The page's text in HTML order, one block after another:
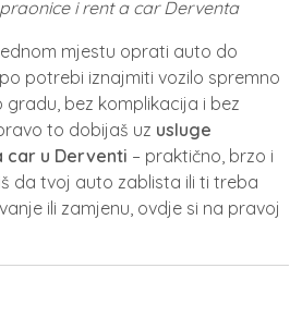
i rent a car Derventa
mjestu oprati auto do
potrebi iznajmiti vozilo spremno
bez komplikacija i bez
to dobijaš uz usluge
car u Derventi – praktično, brzo i
da tvoj auto zablista ili ti treba
ili zamjenu, ovdje si na pravoj